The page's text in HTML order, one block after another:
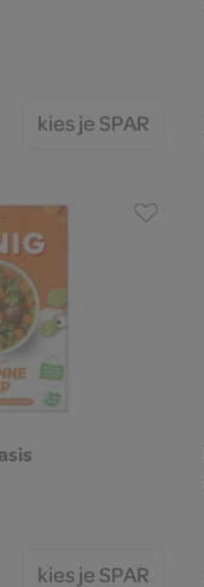
kies je SPAR
kies je SPAR